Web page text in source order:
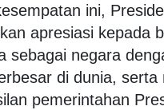
ini,
apresiasi kepada
sebagai negara
di dunia, serta
pemerintahan